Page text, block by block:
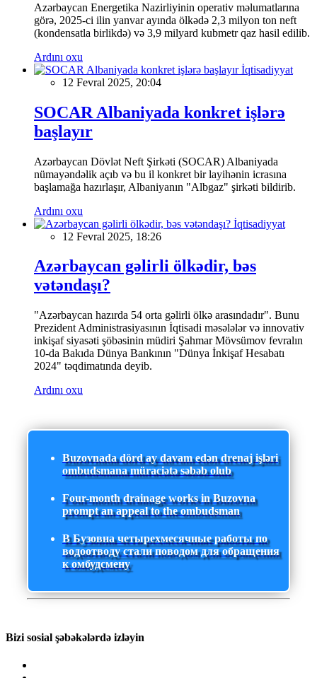
Azərbaycan Energetika Nazirliyinin operativ məlumatlarına
görə, 2025-ci ilin yanvar ayında ölkədə 2,3 milyon ton neft
(kondensatla birlikdə) və 3,9 milyard kubmetr qaz hasil edilib.
Ardını oxu
İqtisadiyyat
12 Fevral 2025, 20:04
SOCAR Albaniyada konkret işlərə
başlayır
Azərbaycan Dövlət Neft Şirkəti (SOCAR) Albaniyada
nümayəndəlik açıb və bu il konkret bir layihənin icrasına
başlamağa hazırlaşır, Albaniyanın "Albgaz" şirkəti bildirib.
Ardını oxu
İqtisadiyyat
12 Fevral 2025, 18:26
Azərbaycan gəlirli ölkədir, bəs
vətəndaşı?
"Azərbaycan hazırda 54 orta gəlirli ölkə arasındadır". Bunu
Prezident Administrasiyasının İqtisadi məsələlər və innovativ
inkişaf siyasəti şöbəsinin müdiri Şahmar Mövsümov fevralın
10-da Bakıda Dünya Bankının "Dünya İnkişaf Hesabatı
2024" təqdimatında deyib.
Ardını oxu
Buzovnada dörd ay davam edən drenaj işləri
ombudsmana müraciətə səbəb olub
Four-month drainage works in Buzovna
prompt an appeal to the ombudsman
В Бузовна четырехмесячные работы по
водоотводу стали поводом для обращения
к омбудсмену
Bizi sosial şəbəkələrdə izləyin